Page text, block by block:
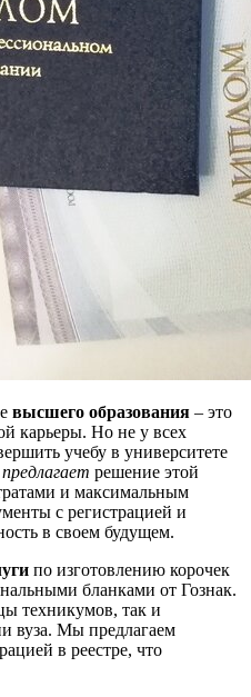
высшего образования – это
карьеры. Но не у всех
учебу в университете
решение этой
и максимальным
с регистрацией и
в своем будущем.
по изготовлению корочек
бланками от Гознак.
техникумов, так и
вуза. Мы предлагаем
в реестре, что